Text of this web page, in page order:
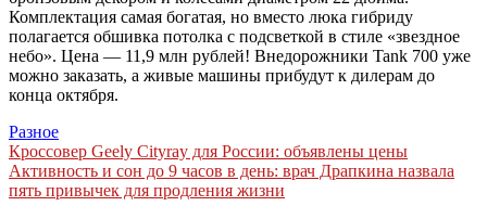
Комплектация самая богатая, но вместо люка гибриду
полагается обшивка потолка с подсветкой в стиле «звездное
небо». Цена — 11,9 млн рублей! Внедорожники Tank 700 уже
можно заказать, а живые машины прибудут к дилерам до
конца октября.
Разное
Навигация
по
Кроссовер Geely Cityray для России: объявлены цены
Активность и сон до 9 часов в день: врач Драпкина назвала
пять привычек для продления жизни